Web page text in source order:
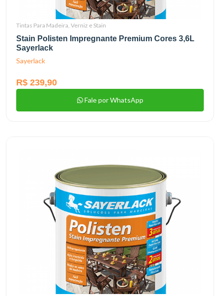
Tintas Para Madeira, Verniz e Stain
Stain Polisten Impregnante Premium Cores 3,6L
Sayerlack
Sayerlack
R$ 239,90
Fale por WhatsApp